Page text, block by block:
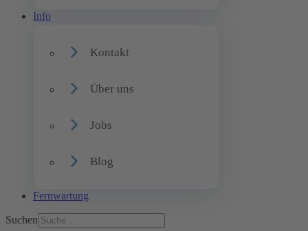
Info
Kontakt
Über uns
Jobs
Blog
Fernwartung
Suchen